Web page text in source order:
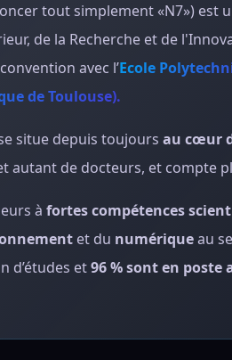
tout simplement «N7») est
de la Recherche et de
avec l’Ecole
de Toulouse).
situe depuis toujours au cœur
autant de docteurs, et compte
à fortes compétences
et du numériqueau
d’études et96 % sont en poste